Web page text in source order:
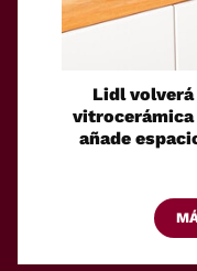
Lidl
vitrocerámica
añade